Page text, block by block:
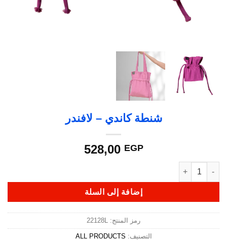
شنطة كاندي – لافندر
528,00 EGP
كمية شنطة كاندي - لافندر
إضافة إلى السلة
رمز المنتج: 22128L
التصنيف: ALL PRODUCTS